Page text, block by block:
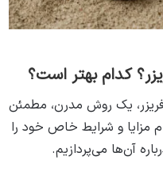
کدام بهتر است؟
یک روش مدرن، مطمئن
مزایا و شرایط خاص خود را
آن‌ها می‌پردازیم.